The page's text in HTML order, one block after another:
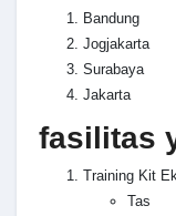
Bandung
Jogjakarta
Surabaya
Jakarta
fasilitas
Training Kit
Tas